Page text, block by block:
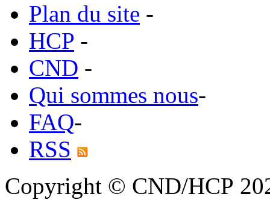
Plan du site -
HCP -
CND -
Qui sommes nous-
FAQ-
RSS
Copyright © CND/HCP